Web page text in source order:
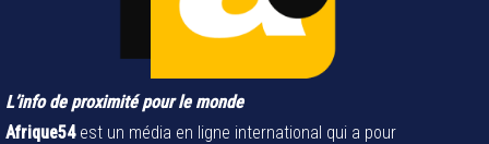
L’info de proximité pour le monde
Afrique54est un média en ligne international qui a pour